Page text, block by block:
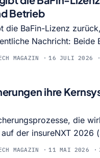
Betrieb
die BaFin-Lizenz
Nachricht:
Was die
MAGAZIN 16 JULI 2026
ihre
die
der insureNXT 2026
MAGAZIN 11 MAI 2026